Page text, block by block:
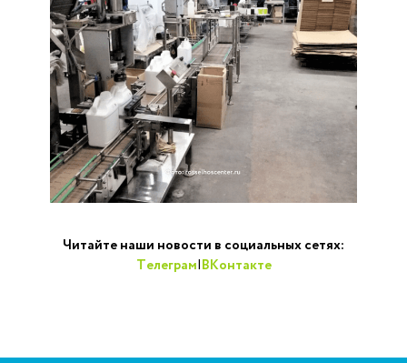
Читайте наши новости в социальных сетях:
Телеграм|ВКонтакте